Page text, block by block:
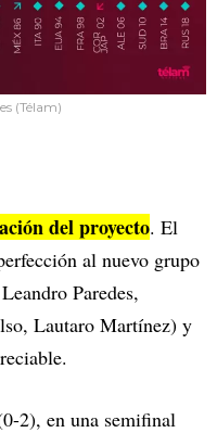
(Télam)
del proyecto. El
al nuevo grupo
Paredes,
Lautaro Martínez) y
2), en una semifinal